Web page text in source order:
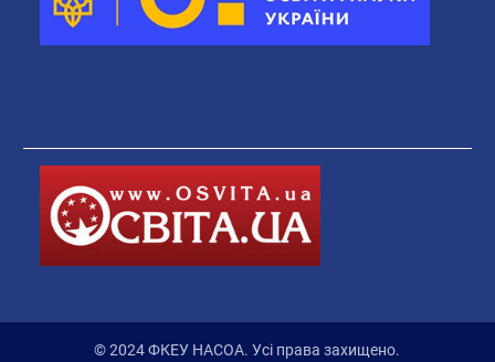
© 2024 ФКЕУ НАСОА. Усі права захищено.